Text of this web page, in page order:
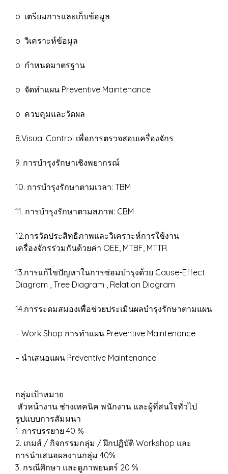
o เตรียมการและเก็บข้อมูล
o วิเคราะห์ข้อมูล
o กำหนดมาตรฐาน
o จัดทำแผน Preventive Maintenance
o ควบคุมและวัดผล
8.Visual Control เพื่อการตรวจสอบเครื่องจักร
9. การบำรุงรักษาเชิงพยากรณ์
10. การบำรุงรักษาตามเวลา: TBM
11. การบำรุงรักษาตามสภาพ: CBM
12.การวัดประสิทธิภาพและวิเคราะห์การใช้งาน
เครื่องจักรร่วมกันด้วยค่า OEE, MTBF, MTTR
13.การแก้ไขปัญหาในการซ่อมบำรุงด้วย Cause-Effect
Diagram , Tree Diagram , Relation Diagram
14.การระดมสมองเพื่อช่วยประเมินผลบำรุงรักษาตามแผน
– Work Shop การทำแผน Preventive Maintenance
– นำเสนอแผน Preventive Maintenance
กลุ่มเป้าหมาย
หัวหน้างาน ช่างเทคนิค พนักงาน และผู้ที่สนใจทั่วไป
รูปแบบการสัมมนา
1. การบรรยาย 40 %
2. เกมส์ / กิจกรรมกลุ่ม / ฝึกปฏิบัติ Workshop และ
การนำเสนอผลงานกลุ่ม 40%
3. กรณีศึกษา และดูภาพยนตร์ 20 %